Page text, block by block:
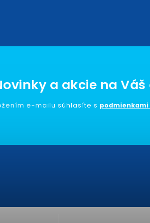
e-mailu súhlasíte s podmienkami